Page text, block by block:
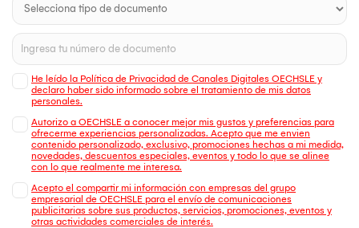
He leído la Política de Privacidad de Canales Digitales OECHSLE y
declaro haber sido informado sobre el tratamiento de mis datos
personales.
Autorizo a OECHSLE a conocer mejor mis gustos y preferencias para
ofrecerme experiencias personalizadas. Acepto que me envien
contenido personalizado, exclusivo, promociones hechas a mi medida,
novedades, descuentos especiales, eventos y todo lo que se alinee
con lo que realmente me interesa.
Acepto el compartir mi información con empresas del grupo
empresarial de OECHSLE para el envío de comunicaciones
publicitarias sobre sus productos, servicios, promociones, eventos y
otras actividades comerciales de interés.